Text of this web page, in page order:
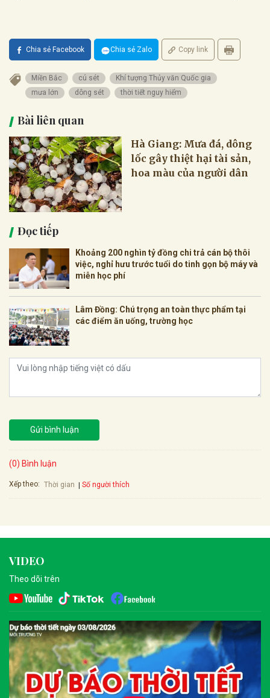
Chia sẻ Facebook Chia sẻ Zalo Copy link
Miền Bắc cú sét
Khí tượng Thủy văn Quốc gia
mưa lớn
dông sét thời tiết nguy hiểm
Bài liên quan
Hà Giang: Mưa đá, dông
lốc gây thiệt hại tài sản,
hoa màu của người dân
Đọc tiếp
Khoảng 200 nghìn tỷ đồng chi trả cán bộ thôi
việc, nghỉ hưu trước tuổi do tinh gọn bộ máy và
miễn học phí
Lâm Đồng: Chú trọng an toàn thực phẩm tại
các điểm ăn uống, trường học
Gửi bình luận
(0) Bình luận
Xếp theo: Thời gian Số người thích
VIDEO
Theo dõi trên